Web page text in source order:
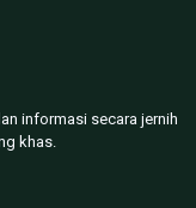
informasi secara jernih
khas.